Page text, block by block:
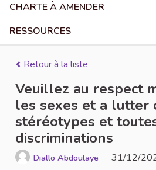
CHARTE À AMENDER
RESSOURCES
Retour à la liste
Veuillez au respect
les sexes et a lutter
stéréotypes et
discriminations
Diallo Abdoulaye 31/12/